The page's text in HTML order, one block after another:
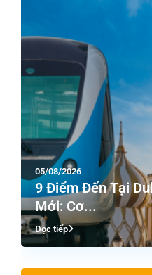
05/08/2026
9 Điểm Đến Tại
Mới: Cơ...
Đọc tiếp